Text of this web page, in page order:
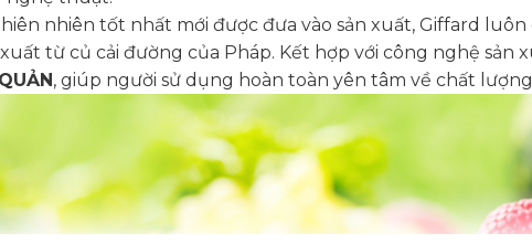
nhiên tốt nhất mới được đưa vào sản xuất, Giffard
từ củ cải đường của Pháp. Kết hợp với công nghệ sản
, giúp người sử dụng hoàn toàn yên tâm về chất